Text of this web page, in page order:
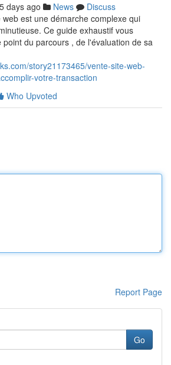
days ago News
Discuss
est une démarche complexe qui
Ce guide exhaustif vous
du parcours , de l'évaluation de sa
story21173465/vente-site-web-
votre-transaction
Who Upvoted
Report Page
Go